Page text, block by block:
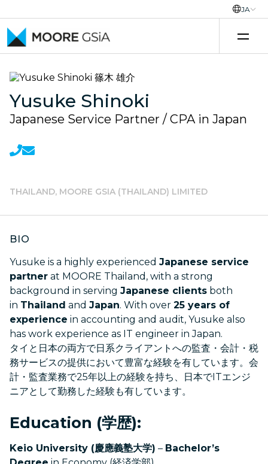
JA
Yusuke Shinoki
Japanese Service Partner / CPA in Japan
THAILAND, MOORE GSIA (THAILAND) LIMITED
BIO
Yusuke is a highly experienced Japanese service
partner at MOORE Thailand, with a strong
background in serving Japanese clients both
in Thailand and Japan. With over 25 years of
experience in accounting and audit, Yusuke also
has work experience as IT engineer in Japan.
タイと日本の両方で日系クライアントへの監査・会計・税
務サービスの提供において豊富な経験を有しています。会
計・監査業務で25年以上の経験を持ち、日本でITエンジ
ニアとして勤務した経験も有しています。
Education (学歴):
Keio University (慶應義塾大学) – Bachelor’s